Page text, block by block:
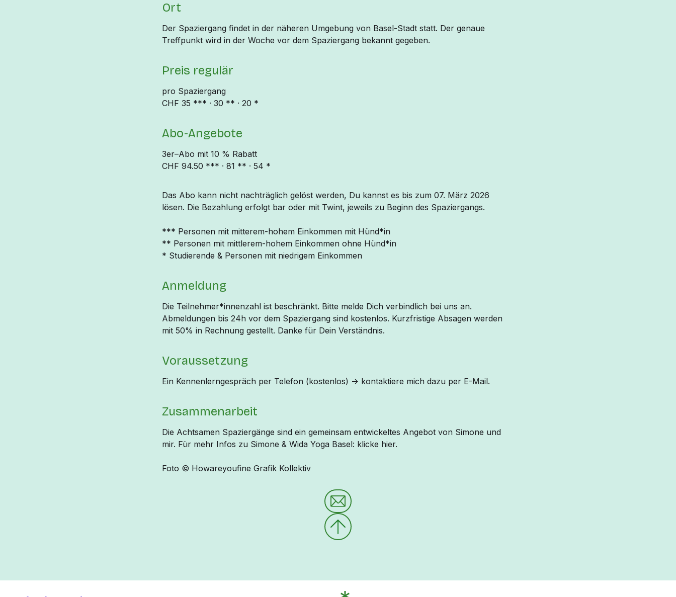
Ort
Der Spaziergang findet in der näheren Umgebung von Basel-Stadt statt. Der genaue
Treffpunkt wird in der Woche vor dem Spaziergang bekannt gegeben.​
Preis regulär
pro Spaziergang
CHF 35 *** · 30 ** · 20 *
Abo-Angebote
3er–Abo mit 10 % Rabatt
CHF 94.50 *** · 81 ** · 54 *
Das Abo kann nicht nachträglich gelöst werden, Du kannst es bis zum 07. März 2026
lösen. Die Bezahlung erfolgt bar oder mit Twint, jeweils zu Beginn des Spaziergangs.
*** Personen mit mitterem-hohem Einkommen mit Hünd*in
** Personen mit mittlerem-hohem Einkommen ohne Hünd*in
* Studierende & Personen mit niedrigem Einkommen
Anmeldung
Die Teilnehmer*innenzahl ist beschränkt. Bitte melde Dich verbindlich bei uns an.
Abmeldungen bis 24h vor dem Spaziergang sind kostenlos. Kurzfristige Absagen werden
mit 50% in Rechnung gestellt. Danke für Dein Verständnis.
Voraussetzung
Ein Kennenlerngespräch per Telefon (kostenlos) -> kontaktiere mich dazu per E-Mail.
Zusammenarbeit
Die Achtsamen Spaziergänge sind ein gemeinsam entwickeltes Angebot von Simone und
mir. Für mehr Infos zu Simone & Wida Yoga Basel: klicke hier.
Foto © Howareyoufine Grafik Kollektiv